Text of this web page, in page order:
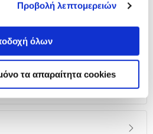
Προβολή λεπτομερειών
όλων
τα απαραίτητα cookies